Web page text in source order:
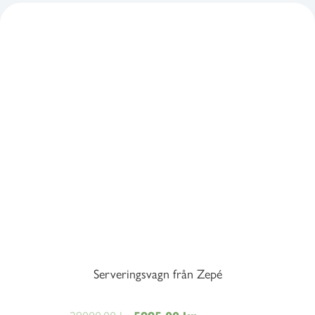
Serveringsvagn från Zepé